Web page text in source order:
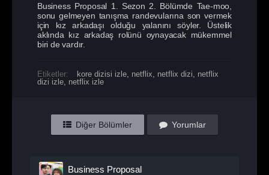
Business Proposal 1. Sezon 2. Bölümde Tae-moo,
sonu gelmeyen tanışma randevularına son vermek
için kız arkadaşı olduğu yalanını söyler. Üstelik
aklında kız arkadaş rolünü oynayacak mükemmel
biri de vardır.
Etiketler: kore dizisi izle netflix netflix dizi
netflix
dizi izle netflix izle
Diğer Bölümler Yorumlar
Business Proposal